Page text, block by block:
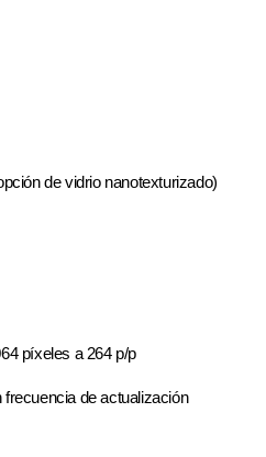
de vidrio nanotexturizado)
píxeles a 264 p/p
de actualización